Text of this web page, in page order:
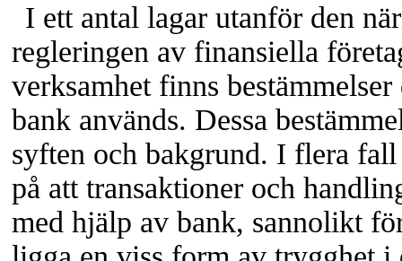
I ett antal lagar utanför den
regleringen av finansiella
verksamhet finns bestämmelser
bank används. Dessa
syften och bakgrund. I flera
på att transaktioner och
med hjälp av bank, sannolikt